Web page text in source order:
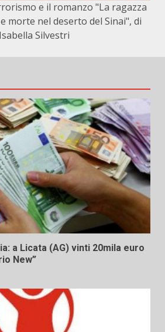
e il romanzo "La ragazza
morte nel deserto del Sinai", di
Isabella Silvestri
a Licata (AG) vinti 20mila euro
New”